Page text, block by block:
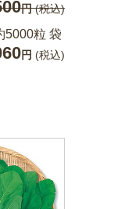
円(税込)
5000粒 袋
円 (税込)